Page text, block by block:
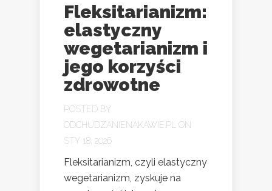
Fleksitarianizm:
elastyczny
wegetarianizm i
jego korzyści
zdrowotne
POSTED BY
ODCHUDZANIENAKAWIE.PL
ON
STY 18, 2026
Fleksitarianizm, czyli elastyczny
wegetarianizm, zyskuje na